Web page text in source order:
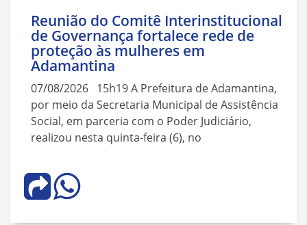
Reunião do Comitê Interinstitucional
de Governança fortalece rede de
proteção às mulheres em
Adamantina
07/08/2026 15h19 A Prefeitura de Adamantina,
por meio da Secretaria Municipal de Assistência
Social, em parceria com o Poder Judiciário,
realizou nesta quinta-feira (6), no